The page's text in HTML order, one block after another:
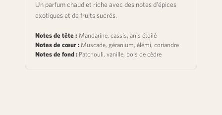
Un parfum chaud et riche avec des notes d'épices
exotiques et de fruits sucrés.
Notes de tête : Mandarine, cassis, anis étoilé
Notes de cœur : Muscade, géranium, élémi, coriandre
Notes de fond : Patchouli, vanille, bois de cèdre